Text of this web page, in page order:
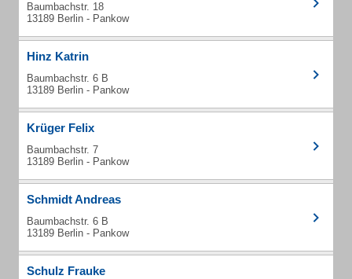
Baumbachstr. 18
13189 Berlin - Pankow
Hinz Katrin
Baumbachstr. 6 B
13189 Berlin - Pankow
Krüger Felix
Baumbachstr. 7
13189 Berlin - Pankow
Schmidt Andreas
Baumbachstr. 6 B
13189 Berlin - Pankow
Schulz Frauke